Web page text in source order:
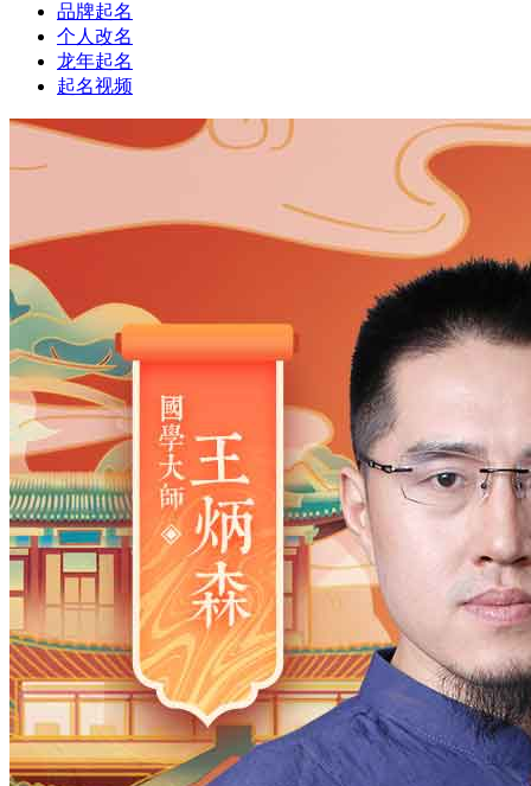
品牌起名
个人改名
龙年起名
起名视频